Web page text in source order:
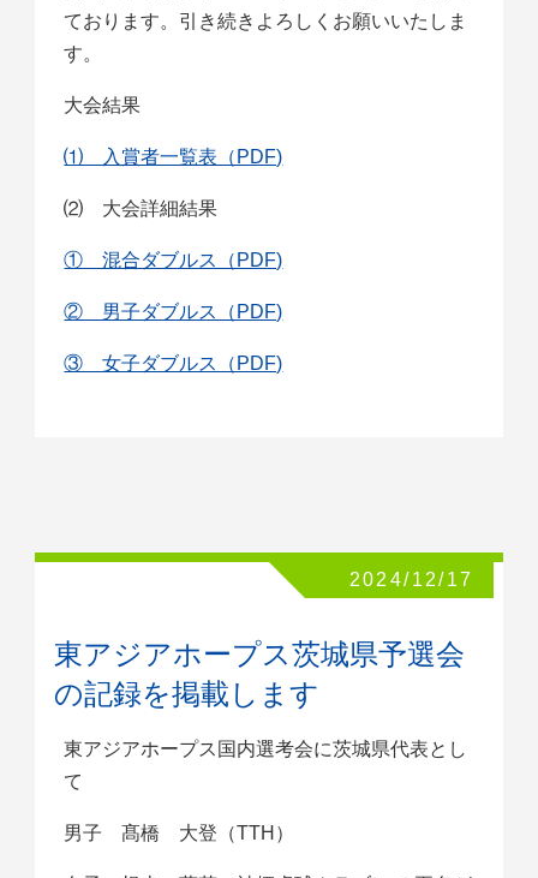
ております。引き続きよろしくお願いいたしま
す。
大会結果
⑴ 入賞者一覧表（PDF)
⑵ 大会詳細結果
① 混合ダブルス（PDF)
② 男子ダブルス（PDF)
③ 女子ダブルス（PDF)
東アジアホープス茨城県予選会
の記録を掲載します
2024/12/17
東アジアホープス国内選考会に茨城県代表とし
て
男子 髙橋 大登（TTH）